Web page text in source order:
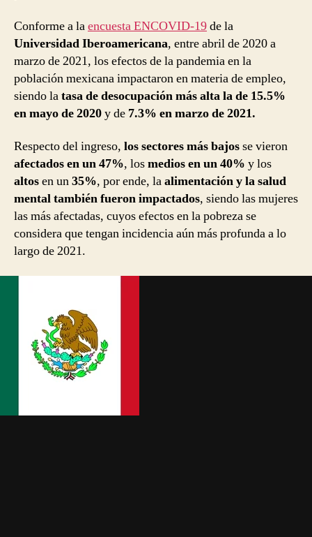
Conforme a laencuesta ENCOVID-19de la
Universidad Iberoamericana, entre abril de 2020 a
marzo de 2021, los efectos de la pandemia en la
población mexicana impactaron en materia de empleo,
siendo latasa de desocupación más alta la de 15.5%
en mayo de 2020y de 7.3% en marzo de 2021.
Respecto del ingreso, los sectores más bajosse vieron
afectados en un 47%, losmedios en un 40% y los
altosen un35%, por ende, laalimentación y la salud
mental también fueron impactados, siendo las mujeres
las más afectadas, cuyos efectos en la pobreza se
considera que tengan incidencia aún más profunda a lo
largo de 2021.